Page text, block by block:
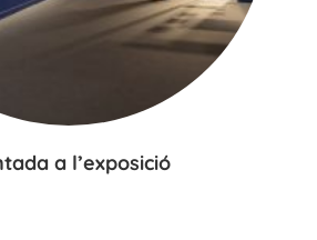
a l’exposició